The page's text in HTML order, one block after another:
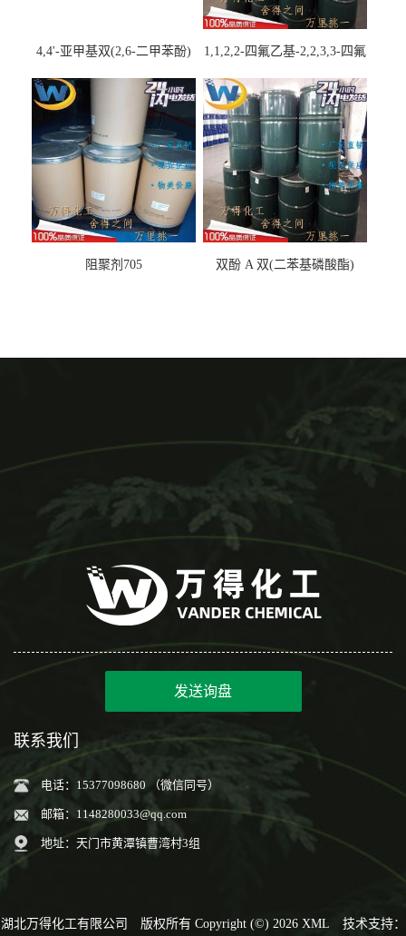
4,4'-亚甲基双(2,6-二甲苯酚)
1,1,2,2-四氟乙基-2,2,3,3-四氟
阻聚剂705 双酚 A 双(二苯基磷酸酯)
发送询盘
联系我们
电话：15377098680 （微信同号）
邮箱： 1148280033@qq.com
地址：天门市黄潭镇曹湾村3组
湖北万得化工有限公司 版权所有 Copyright (©) 2026 XML 技术支持：